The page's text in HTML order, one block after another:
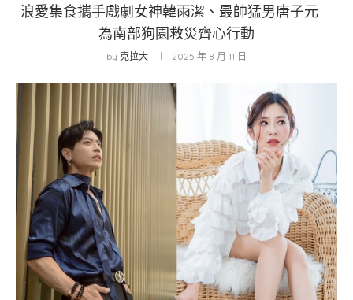
浪愛集食攜手戲劇女神韓雨潔、最帥猛男唐子元
為南部狗園救災齊心行動
by 克拉大 2025 年 8 月 11 日